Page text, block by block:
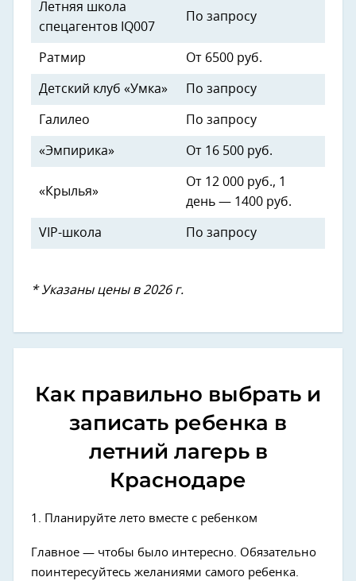
Летняя школа
спецагентов IQ007
По запросу
Ратмир От 6500 руб.
Детский клуб «Умка» По запросу
Галилео По запросу
«Эмпирика» От 16 500 руб.
«Крылья»
От 12 000 руб., 1
день — 1400 руб.
VIP-школа По запросу
* Указаны цены в 2026 г.
Как правильно выбрать и
записать ребенка в
летний лагерь в
Краснодаре
1. Планируйте лето вместе с ребенком
Главное — чтобы было интересно. Обязательно
поинтересуйтесь желаниями самого ребенка.